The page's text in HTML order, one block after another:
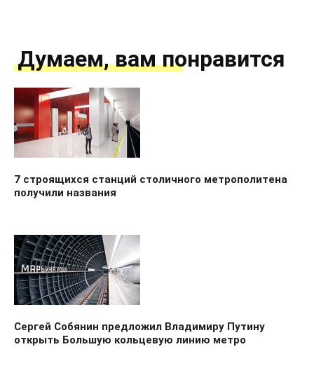
Думаем, вам понравится
7 строящихся станций столичного метрополитена
получили названия
Сергей Собянин предложил Владимиру Путину
открыть Большую кольцевую линию метро